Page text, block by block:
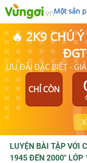
Một sản
🔥 2K9 CHÚ
ƯU ĐÃI ĐẶC BIỆT -
CHỈ CÒN
LUYỆN BÀI TẬP VỚI
1945 ĐẾN 2000" LỚP